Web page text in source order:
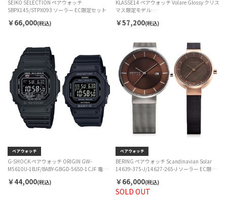
SEIKO SELECTION ペアウォッチ
SBPX145/STPX093 ソーラー EC限定セット
￥66,000(税込)
KLASSE14 ペアウォッチ Volare Glossy クリス
マス限定モデル
EC限定セット
￥57,200(税込)
G-SHOCK ペアウォッチ ORIGIN GW-
M5610U-1BJF/BABY-GBGD-5650-1CJF 電波
￥44,000(税込)
SOLD OUT
BERING ペアウォッチ Scandinavian Solar
14639-375-J/14627-265-J ソーラー EC限定
￥66,000(税込)